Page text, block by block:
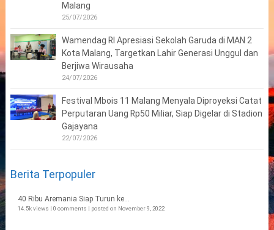
Malang
25/07/2026
Wamendag RI Apresiasi Sekolah Garuda di MAN 2
Kota Malang, Targetkan Lahir Generasi Unggul dan
Berjiwa Wirausaha
24/07/2026
Festival Mbois 11 Malang Menyala Diproyeksi Catat
Perputaran Uang Rp50 Miliar, Siap Digelar di Stadion
Gajayana
22/07/2026
Berita Terpopuler
40 Ribu Aremania Siap Turun ke...
14.5k views | 0 comments | posted on November 9, 2022